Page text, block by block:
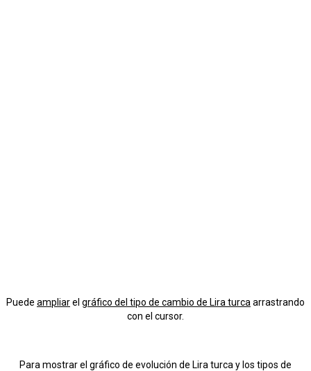
Puede ampliarel gráfico del tipo de cambio de Lira turca arrastrando
con el cursor.
Para mostrar el gráfico de evolución de Lira turca y los tipos de